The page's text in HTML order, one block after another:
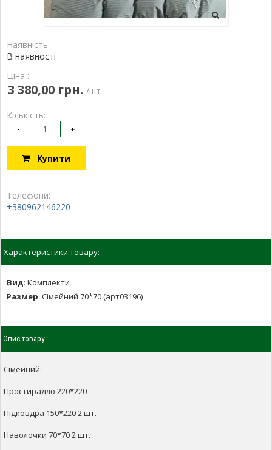
Наявність:
В наявності
Ціна :
3 380,00 грн. /шт
Кількість:
- +
Купити
Телефони:
+380962146220
Характеристики товару:
Вид: Комплекти
Размер: Сімейний 70*70 (арт03196)
Опис товару
Сімейний:
Простирадло 220*220
Підковдра 150*220 2 шт.
Наволочки 70*70 2 шт.